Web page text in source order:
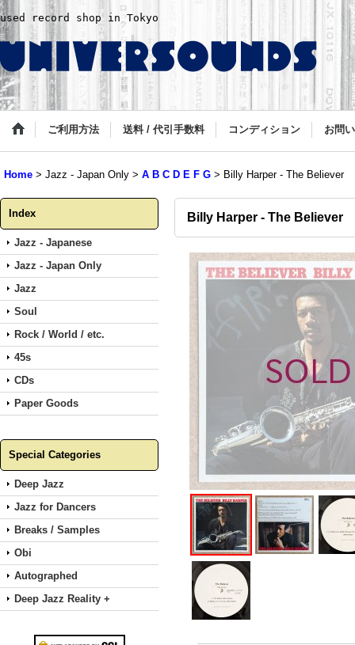
used record shop in Tokyo
ご利用方法 送料 / 代引手数料 コンディション お問
Home > Jazz - Japan Only > A B C D E F G > Billy Harper - The Believer
Index
Jazz - Japanese
Jazz - Japan Only
Jazz
Soul
Rock / World / etc.
45s
CDs
Paper Goods
Special Categories
Deep Jazz
Jazz for Dancers
Breaks / Samples
Obi
Autographed
Deep Jazz Reality +
Billy Harper - The Believer